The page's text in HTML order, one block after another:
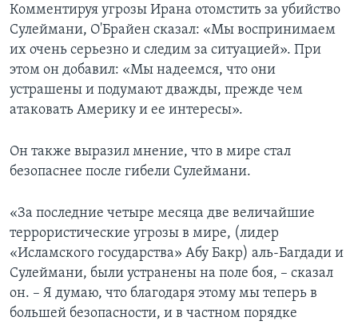
Комментируя угрозы Ирана отомстить за убийство
Сулеймани, О'Брайен сказал: «Мы воспринимаем
их очень серьезно и следим за ситуацией». При
этом он добавил: «Мы надеемся, что они
устрашены и подумают дважды, прежде чем
атаковать Америку и ее интересы».
Он также выразил мнение, что в мире стал
безопаснее после гибели Сулеймани.
«За последние четыре месяца две величайшие
террористические угрозы в мире, (лидер
«Исламского государства» Абу Бакр) аль-Багдади и
Сулеймани, были устранены на поле боя, – сказал
он. – Я думаю, что благодаря этому мы теперь в
большей безопасности, и в частном порядке